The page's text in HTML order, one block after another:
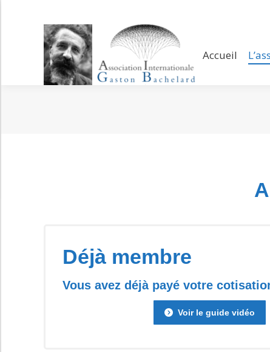
Accueil
Déjà membre
Vous avez déjà payé votre
Voir le guide vidéo